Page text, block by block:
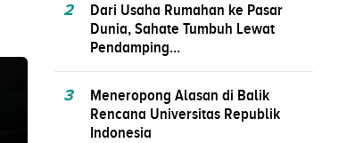
2
Dari Usaha Rumahan ke Pasar
Dunia, Sahate Tumbuh Lewat
Pendamping...
3
Meneropong Alasan di Balik
Rencana Universitas Republik
Indonesia